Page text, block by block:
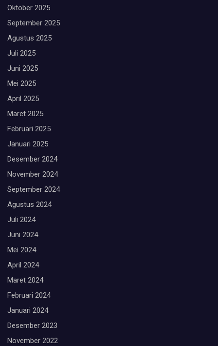
Oktober 2025
September 2025
Agustus 2025
Juli 2025
Juni 2025
Mei 2025
April 2025
Maret 2025
Februari 2025
Januari 2025
Desember 2024
November 2024
September 2024
Agustus 2024
Juli 2024
Juni 2024
Mei 2024
April 2024
Maret 2024
Februari 2024
Januari 2024
Desember 2023
November 2022